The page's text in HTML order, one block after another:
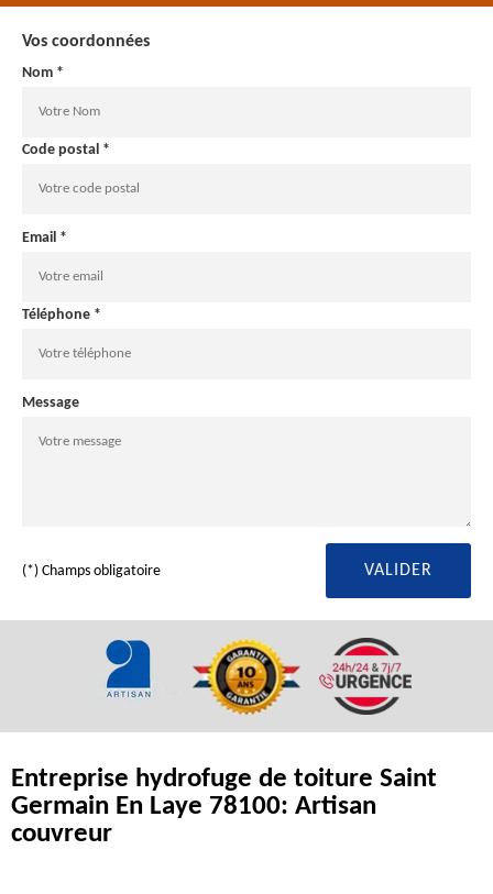
Vos coordonnées
Nom *
Code postal *
Email *
Téléphone *
Message
(*) Champs obligatoire
Entreprise hydrofuge de toiture Saint
Germain En Laye 78100: Artisan
couvreur